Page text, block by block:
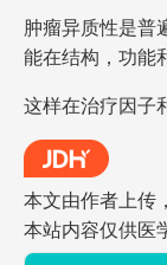
肿瘤异质性是普
能在结构，功能
这样在治疗因子
本文由作者上传
本站内容仅供医